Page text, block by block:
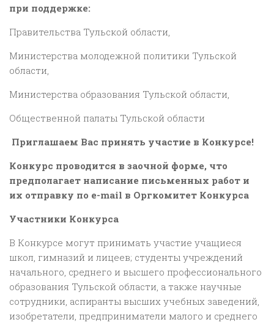
при поддержке:
Правительства Тульской области,
Министерства молодежной политики Тульской
области,
Министерства образования Тульской области,
Общественной палаты Тульской области
Приглашаем Вас принять участие в Конкурсе!
Конкурс проводится в заочной форме, что
предполагает написание письменных работ и
их отправку по е-mail в Оргкомитет Конкурса
Участники Конкурса
В Конкурсе могут принимать участие учащиеся
школ, гимназий и лицеев; студенты учреждений
начального, среднего и высшего профессионального
образования Тульской области, а также научные
сотрудники, аспиранты высших учебных заведений,
изобретатели, предприниматели малого и среднего